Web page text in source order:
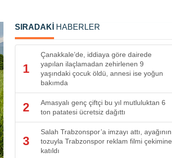
SIRADAKİ HABERLER
1
Çanakkale’de, iddiaya göre dairede
yapılan ilaçlamadan zehirlenen 9
yaşındaki çocuk öldü, annesi ise yoğun
bakımda
2
Amasyalı genç çiftçi bu yıl mutluluktan 6
ton patatesi ücretsiz dağıttı
3
Salah Trabzonspor’a imzayı attı, ayağının
tozuyla Trabzonspor reklam filmi çekimine
katıldı